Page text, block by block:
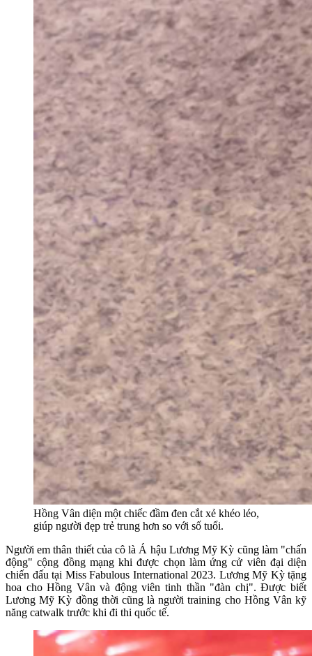
Hồng Vân diện một chiếc đầm đen cắt xẻ khéo léo,
giúp người đẹp trẻ trung hơn so với số tuổi.
Người em thân thiết của cô là Á hậu Lương Mỹ Kỳ cũng làm "chấn
động" cộng đồng mạng khi được chọn làm ứng cử viên đại diện
chiến đấu tại Miss Fabulous International 2023. Lương Mỹ Kỳ tặng
hoa cho Hồng Vân và động viên tinh thần "đàn chị". Được biết
Lương Mỹ Kỳ đồng thời cũng là người training cho Hồng Vân kỹ
năng catwalk trước khi đi thi quốc tế.